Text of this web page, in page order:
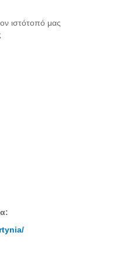
ιστότοπό μας